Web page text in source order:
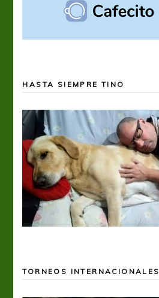
HASTA SIEMPRE TINO
TORNEOS INTERNACIONALES